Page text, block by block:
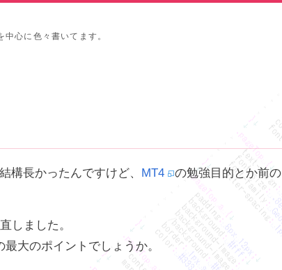
心に色々書いてます。
構長かったんですけど、 MT4
の勉強目的とか前の
しました。
大のポイントでしょうか。